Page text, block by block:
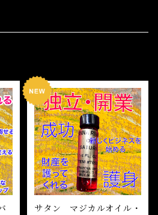
Bath&Floor Wash
サタン マジカルオイル・